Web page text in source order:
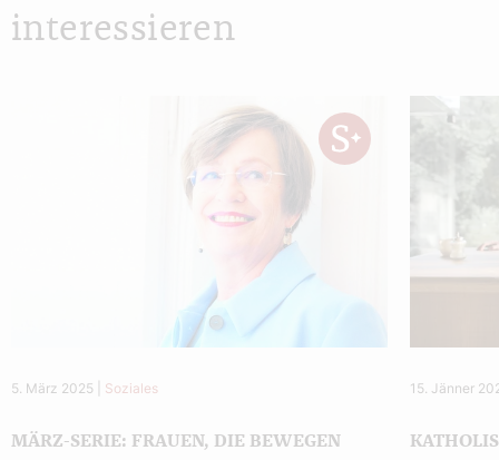
interessieren
5. März 2025 Soziales
MÄRZ-SERIE: FRAUEN, DIE BEWEGEN
15. Jänner